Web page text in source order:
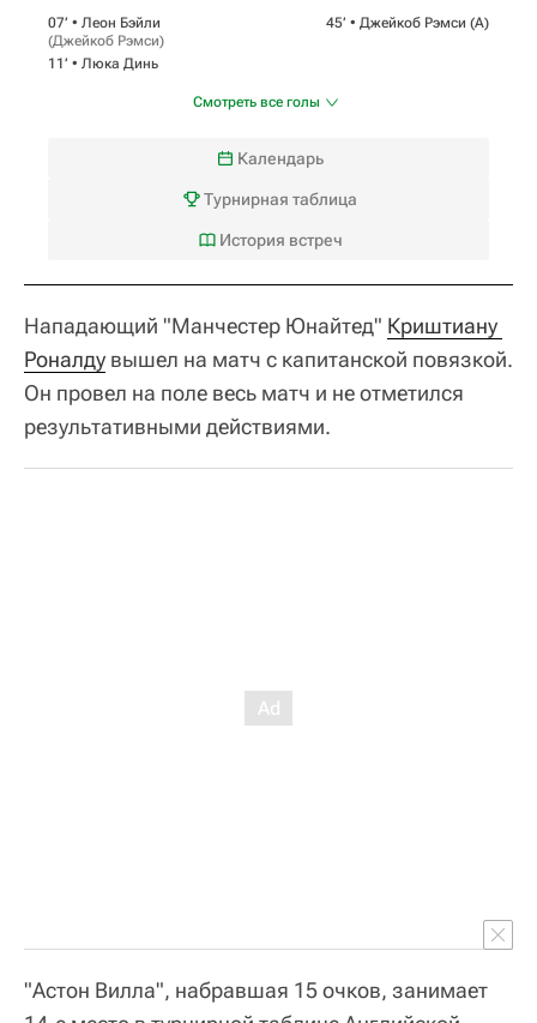
07‎’‎ • Леон Бэйли
(Джейкоб Рэмси)
11‎’‎ • Люка Динь
45‎’‎ • Джейкоб Рэмси (А)
Смотреть все голы
Календарь
Турнирная таблица
История встреч
Нападающий "Манчестер Юнайтед" Криштиану
Роналду вышел на матч с капитанской повязкой.
Он провел на поле весь матч и не отметился
результативными действиями.
"Астон Вилла", набравшая 15 очков, занимает